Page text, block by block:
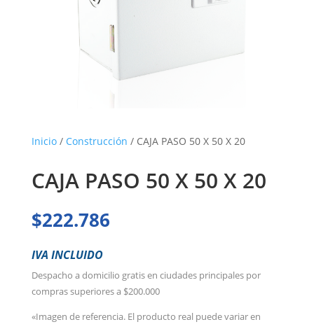
Inicio/ Construcción / CAJA PASO 50 X 50 X 20
CAJA PASO 50 X 50 X 20
$222.786
IVA INCLUIDO
Despacho a domicilio gratis en ciudades principales por
compras superiores a $200.000
«Imagen de referencia. El producto real puede variar en